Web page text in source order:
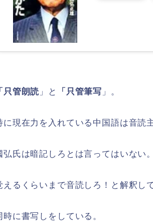
只管朗読 」と 「只管筆写 」。
に現在力を入れている中国語は音読
弘氏は暗記しろとは言ってはいない
えるくらいまで音読しろ！と解釈し
時に書写しをしている。